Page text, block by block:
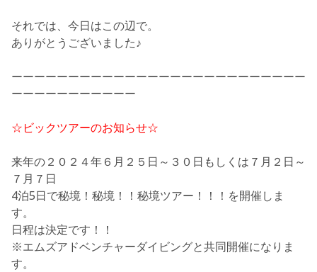
それでは、今日はこの辺で。
ありがとうございました♪
ーーーーーーーーーーーーーーーーーーーーーーーーーー
ーーーーーーーーーーー
☆ビックツアーのお知らせ☆
来年の２０２４年６月２５日～３０日もしくは７月２日～
７月７日
4泊5日で秘境！秘境！！秘境ツアー！！！ を開催しま
す。
日程は決定です！！
※エムズアドベンチャーダイビングと共同開催になりま
す。